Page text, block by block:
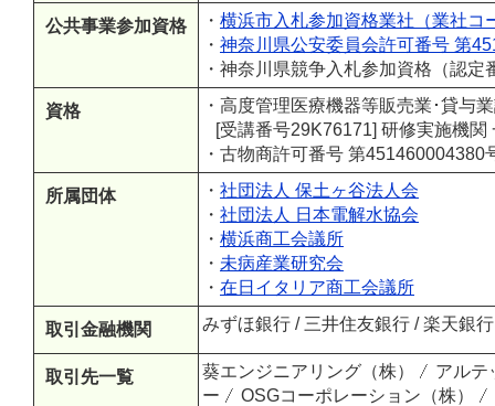
公共事業参加資格 ・ 横浜市入札参加資格業社（業社コ
・ 神奈川県公安委員会許可番号 第
・神奈川県競争入札参加資格（認定
資格
・高度管理医療機器等販売業･貸与
[受講番号29K76171] 研修実施機関
・古物商許可番号 第451460004380
所属団体 ・ 社団法人 保土ヶ谷法人会
・ 社団法人 日本電解水協会
・ 横浜商工会議所
・ 未病産業研究会
・ 在日イタリア商工会議所
取引金融機関 みずほ銀行 / 三井住友銀行 / 楽天銀
取引先一覧 葵エンジニアリング（株）
アルテ
ー
OSGコーポレーション（株）